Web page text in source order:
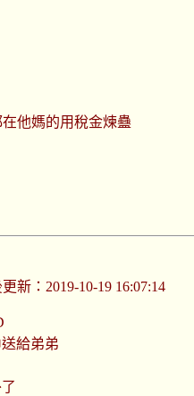
他媽的用稅金煉蠱
新：2019-10-19 16:07:14
給弟弟